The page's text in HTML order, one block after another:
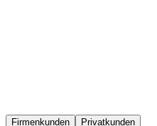
Firmenkunden Privatkunden